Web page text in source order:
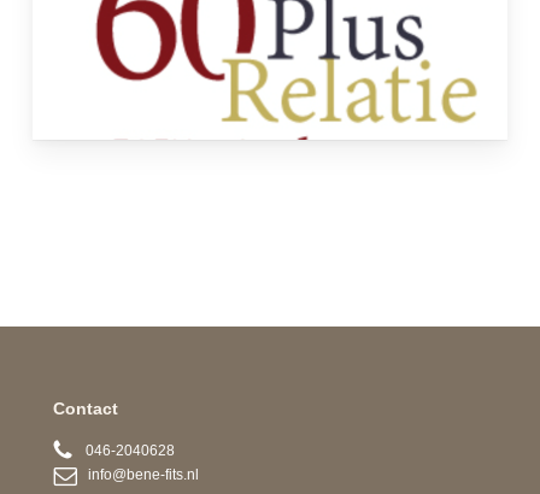
Contact
046-2040628
info@bene-fits.nl